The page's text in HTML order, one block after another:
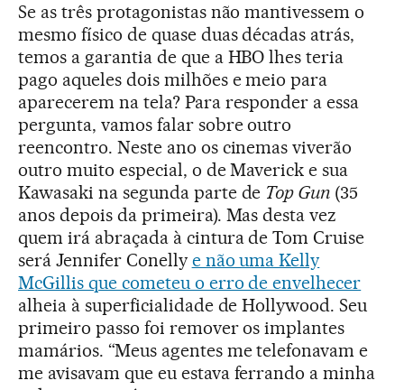
Se as três protagonistas não mantivessem o
mesmo físico de quase duas décadas atrás,
temos a garantia de que a HBO lhes teria
pago aqueles dois milhões e meio para
aparecerem na tela? Para responder a essa
pergunta, vamos falar sobre outro
reencontro. Neste ano os cinemas viverão
outro muito especial, o de Maverick e sua
Kawasaki na segunda parte de Top Gun (35
anos depois da primeira). Mas desta vez
quem irá abraçada à cintura de Tom Cruise
será Jennifer Conelly e não uma Kelly
McGillis que cometeu o erro de envelhecer
alheia à superficialidade de Hollywood. Seu
primeiro passo foi remover os implantes
mamários. “Meus agentes me telefonavam e
me avisavam que eu estava ferrando a minha